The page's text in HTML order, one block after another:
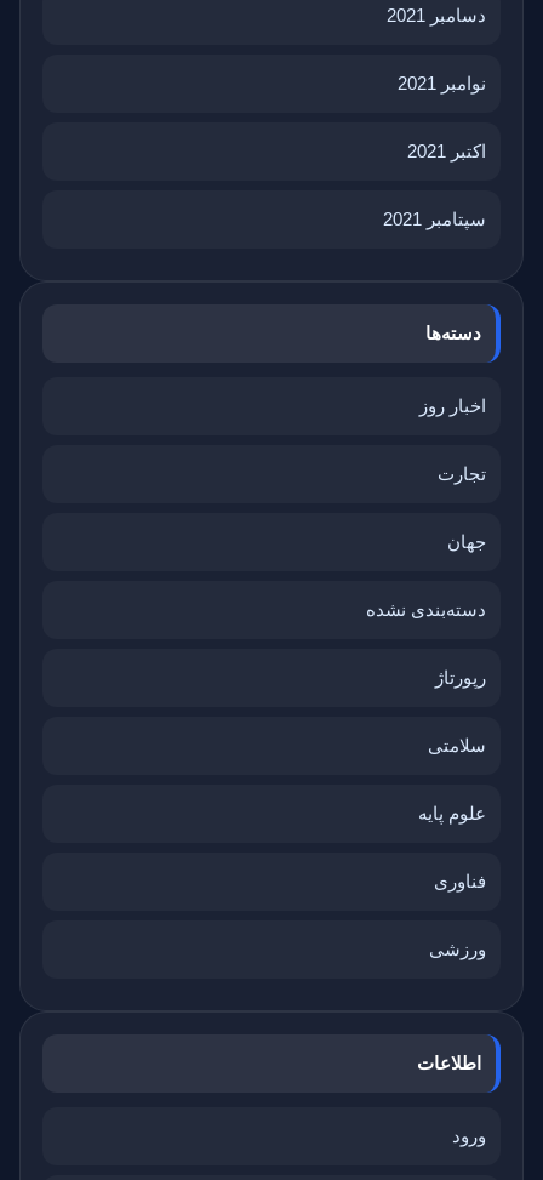
دسامبر 2021
نوامبر 2021
اکتبر 2021
سپتامبر 2021
دسته‌ها
اخبار روز
تجارت
جهان
دسته‌بندی نشده
رپورتاژ
سلامتی
علوم پایه
فناوری
ورزشی
اطلاعات
ورود